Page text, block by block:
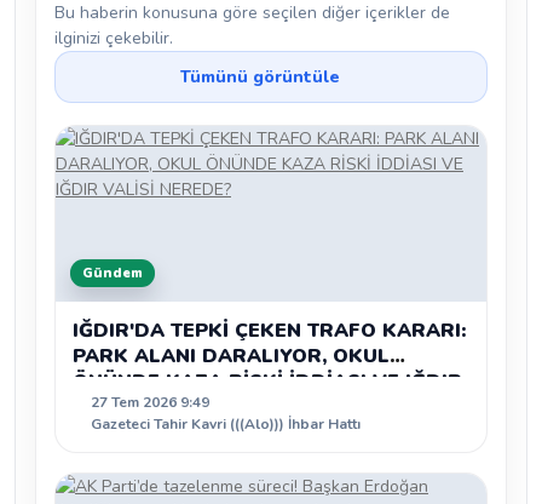
Bu haberin konusuna göre seçilen diğer içerikler de
ilginizi çekebilir.
Tümünü görüntüle
Gündem
IĞDIR'DA TEPKİ ÇEKEN TRAFO KARARI:
PARK ALANI DARALIYOR, OKUL
ÖNÜNDE KAZA RİSKİ İDDİASI VE IĞDIR
VALİSİ NEREDE?
27 Tem 2026 9:49
Gazeteci Tahir Kavri (((Alo))) İhbar Hattı